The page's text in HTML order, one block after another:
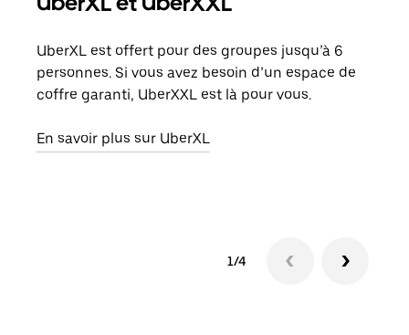
UberXL est offert pour des groupes jusqu’à 6
personnes. Si vous avez besoin d’un espace de
coffre garanti, UberXXL est là pour vous.
En savoir plus sur UberXL
1/4